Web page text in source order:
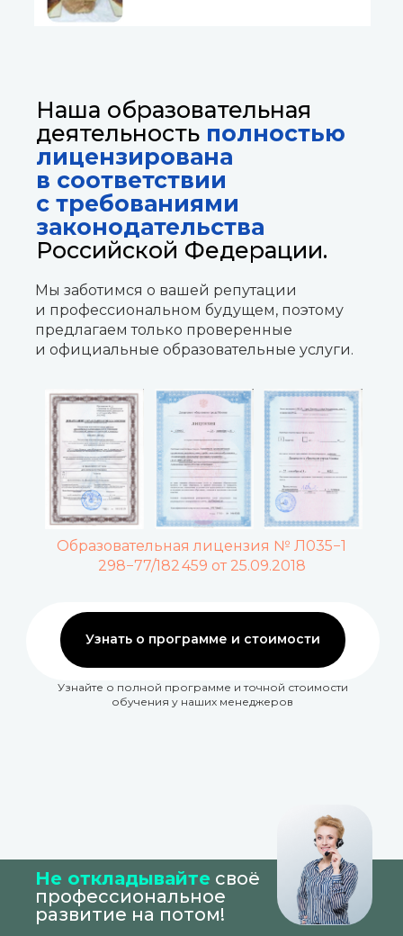
Наша образовательная
деятельность полностью
лицензирована
в соответствии
с требованиями
законодательства
Российской Федерации.
Мы заботимся о вашей репутации
и профессиональном будущем, поэтому
предлагаем только проверенные
и официальные образовательные услуги.
Образовательная лицензия № Л035−1
298−77/182 459 от 25.09.2018
Узнайте о полной программе и точной стоимости
обучения у наших менеджеров
Узнать о программе и стоимости
Не откладывайте своё
профессиональное
развитие на потом!